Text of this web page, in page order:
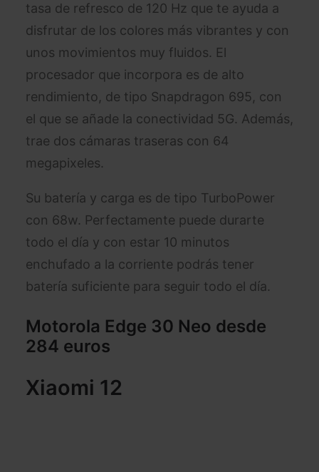
tasa de refresco de 120 Hz que te ayuda a
disfrutar de los colores más vibrantes y con
unos movimientos muy fluidos. El
procesador que incorpora es de alto
rendimiento, de tipo Snapdragon 695, con
el que se añade la conectividad 5G. Además,
trae dos cámaras traseras con 64
megapixeles.
Su batería y carga es de tipo TurboPower
con 68w. Perfectamente puede durarte
todo el día y con estar 10 minutos
enchufado a la corriente podrás tener
batería suficiente para seguir todo el día.
Motorola Edge 30 Neo desde
284 euros
Xiaomi 12